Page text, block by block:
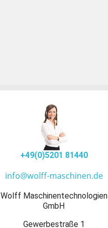
+49(0)5201 81440
info@wolff-maschinen.de
Wolff Maschinentechnologien
GmbH
Gewerbestraße 1